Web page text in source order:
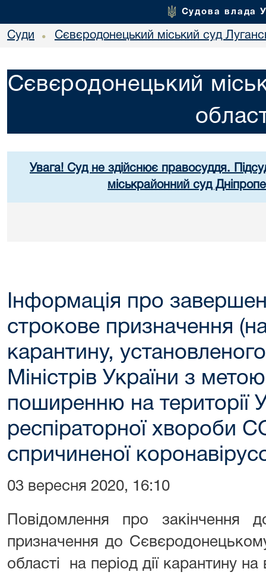
Судова влада
Суди • Сєвєродонецький міський суд
Сєвєродонецький
Увага! Суд не здійснює правосуддя.
міськрайонний суд
Інформація про
строкове призначення (на
карантину,
Міністрів України з
поширенню на території
респіраторної хвороби
спричиненої
03 вересня 2020, 16:10
Повідомлення про закінчення
призначення до
області на період дії карантину